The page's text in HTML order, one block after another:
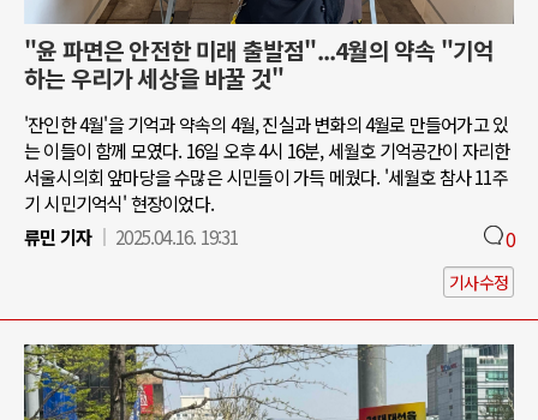
"윤 파면은 안전한 미래 출발점"...4월의 약속 "기억
하는 우리가 세상을 바꿀 것"
'잔인한 4월'을 기억과 약속의 4월, 진실과 변화의 4월로 만들어가고 있
는 이들이 함께 모였다. 16일 오후 4시 16분, 세월호 기억공간이 자리한
서울시의회 앞마당을 수많은 시민들이 가득 메웠다. '세월호 참사 11주
기 시민기억식' 현장이었다.
류민 기자
2025.04.16. 19:31 0
기사수정